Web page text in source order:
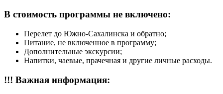
В стоимость программы не включено:
Перелет до Южно-Сахалинска и обратно;
Питание, не включенное в программу;
Дополнительные экскурсии;
Напитки, чаевые, прачечная и другие личные расходы.
!!! Важная информация: